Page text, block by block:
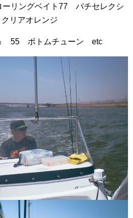
リングベイト77 バチセレクシ
リアオレンジ
55 ボトムチューン etc